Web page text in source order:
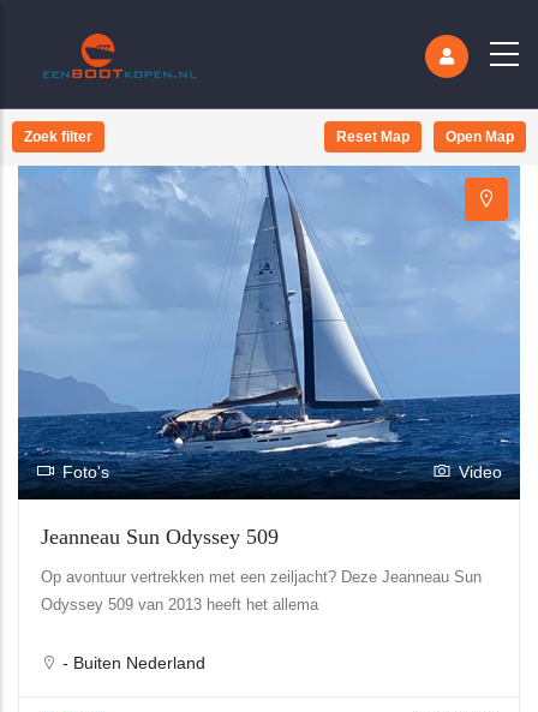
Zoek filter Reset Map Open Map
Foto's Video
Jeanneau Sun Odyssey 509
Op avontuur vertrekken met een zeiljacht? Deze Jeanneau Sun
Odyssey 509 van 2013 heeft het allema
- Buiten Nederland